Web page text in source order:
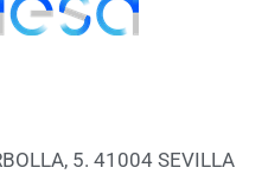
5. 41004 SEVILLA